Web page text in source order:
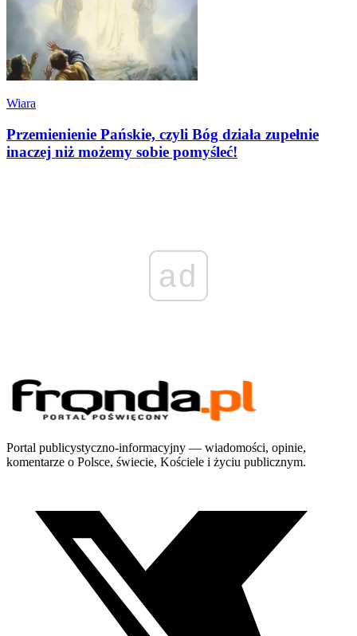
Wiara
Przemienienie Pańskie, czyli Bóg działa zupełnie
inaczej niż możemy sobie pomyśleć!
ad
Portal publicystyczno-informacyjny — wiadomości, opinie,
komentarze o Polsce, świecie, Kościele i życiu publicznym.